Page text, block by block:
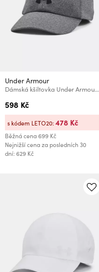
Under Armour
Dámská kšiltovka Under Armour Women's UA Blitzing Adj
598 Kč
Běžná cena699 Kč
Nejnižší cena za posledních 30
dní: 629 Kč
s kódem LETO20:478 Kč